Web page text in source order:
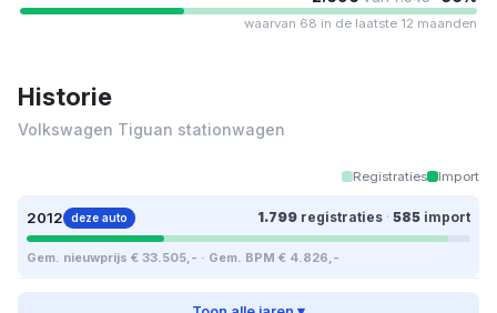
waarvan 68 in de laatste 12 maanden
Historie
Volkswagen Tiguan stationwagen
Registraties Import
2012 deze auto 1.799 registraties · 585 import
Gem. nieuwprijs € 33.505,- · Gem. BPM € 4.826,-